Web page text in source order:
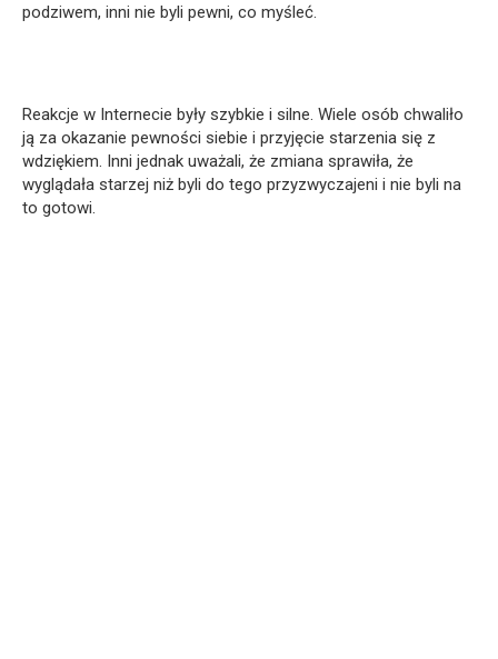
podziwem, inni nie byli pewni, co myśleć.
Reakcje w Internecie były szybkie i silne. Wiele osób chwaliło
ją za okazanie pewności siebie i przyjęcie starzenia się z
wdziękiem. Inni jednak uważali, że zmiana sprawiła, że
wyglądała starzej niż byli do tego przyzwyczajeni i nie byli na
to gotowi.